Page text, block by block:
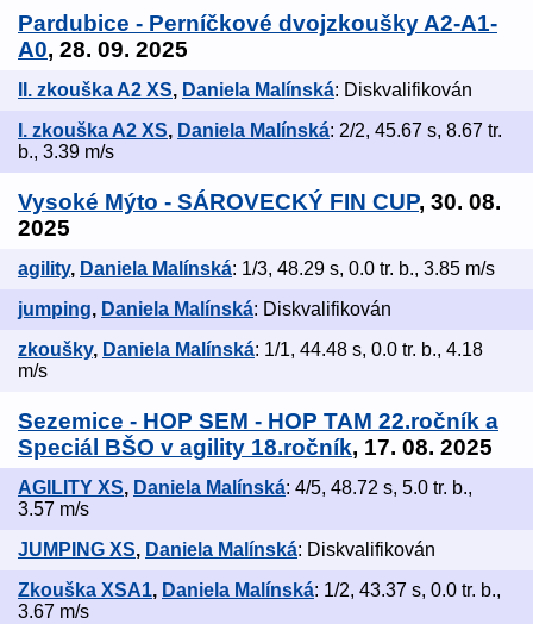
Pardubice - Perníčkové dvojzkoušky A2-A1-
A0, 28. 09. 2025
II. zkouška A2 XS, Daniela Malínská: Diskvalifikován
I. zkouška A2 XS, Daniela Malínská: 2/2, 45.67 s, 8.67 tr.
b., 3.39 m/s
Vysoké Mýto - SÁROVECKÝ FIN CUP, 30. 08.
2025
agility, Daniela Malínská: 1/3, 48.29 s, 0.0 tr. b., 3.85 m/s
jumping, Daniela Malínská: Diskvalifikován
zkoušky, Daniela Malínská: 1/1, 44.48 s, 0.0 tr. b., 4.18
m/s
Sezemice - HOP SEM - HOP TAM 22.ročník a
Speciál BŠO v agility 18.ročník, 17. 08. 2025
AGILITY XS, Daniela Malínská: 4/5, 48.72 s, 5.0 tr. b.,
3.57 m/s
JUMPING XS, Daniela Malínská: Diskvalifikován
Zkouška XSA1, Daniela Malínská: 1/2, 43.37 s, 0.0 tr. b.,
3.67 m/s